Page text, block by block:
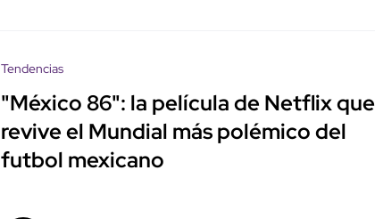
Tendencias
"México 86": la película de Netflix que
revive el Mundial más polémico del
futbol mexicano